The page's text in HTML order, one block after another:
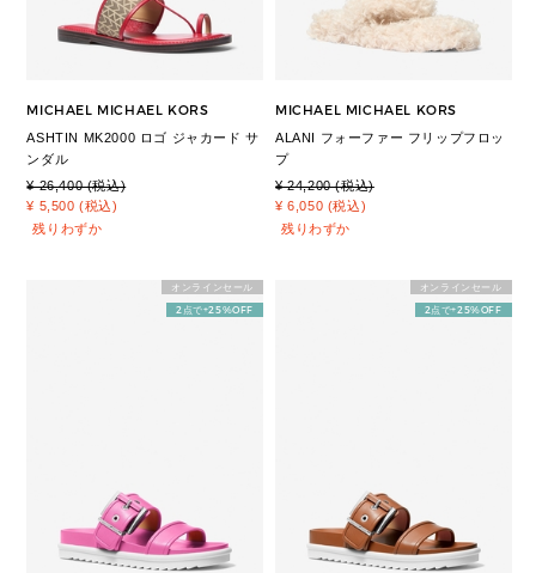
MICHAEL MICHAEL KORS
ASHTIN MK2000 ロゴ ジャカード サ
ンダル
¥ 26,400 (税込)
¥ 5,500 (税込)
残りわずか
MICHAEL MICHAEL KORS
ALANI フォーファー フリップフロッ
プ
¥ 24,200 (税込)
¥ 6,050 (税込)
残りわずか
オンラインセール
2点で+25%OFF
オンラインセール
2点で+25%OFF